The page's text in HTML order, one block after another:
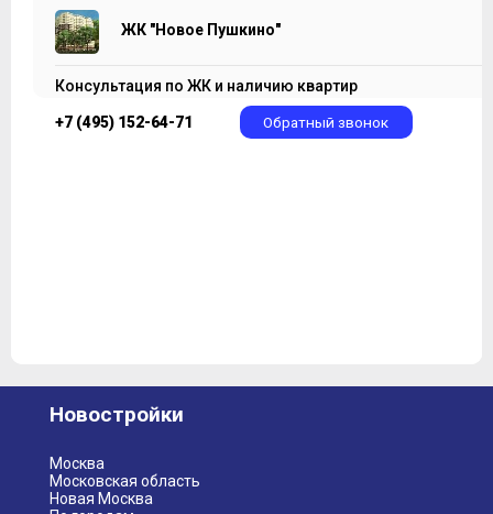
ЖК "Новое Пушкино"
Консультация по ЖК и наличию квартир
+7 (495) 152-64-71 Обратный звонок
Новостройки
Москва
Московская область
Новая Москва